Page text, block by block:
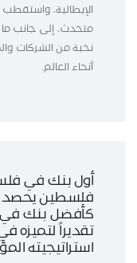
نخبة من الشركات
أنحاء العالم.
أول بنك في
تقديراً لتميزه
استراتيجيته